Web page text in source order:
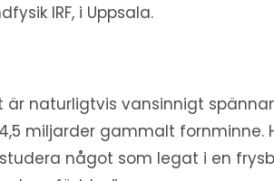
IRF, i Uppsala.
är naturligtvis vansinnigt
miljarder gammalt fornminne.
något som legat i en